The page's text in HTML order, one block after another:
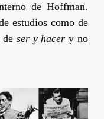
deHoffman.
estudios como de
ser y hacer y no